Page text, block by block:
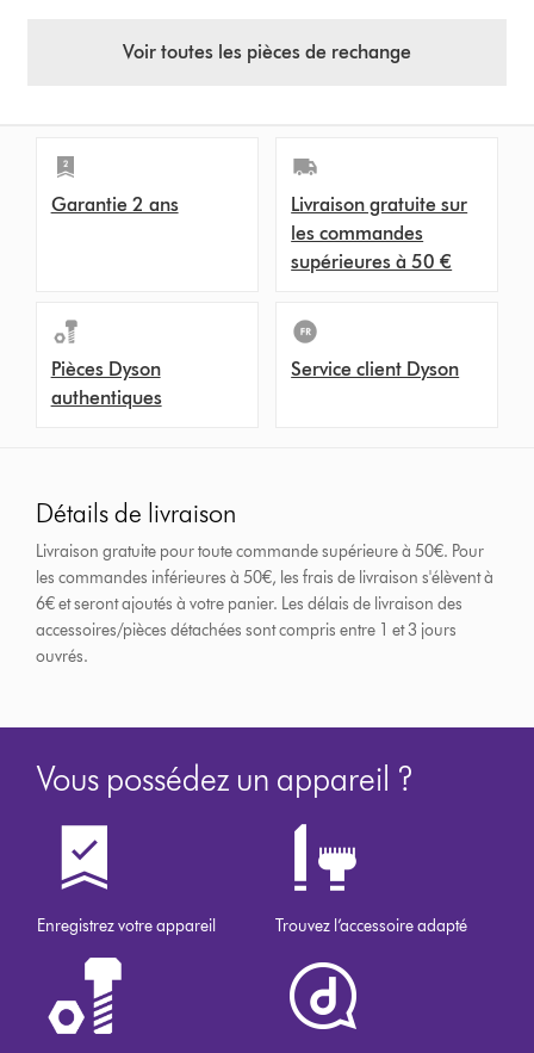
Voir toutes les pièces de rechange
Garantie 2 ans
Livraison gratuite sur
les commandes
supérieures à 50 €
Pièces Dyson
authentiques
Service client Dyson
Détails de livraison
Livraison gratuite pour toute commande supérieure à 50€. Pour
les commandes inférieures à 50€, les frais de livraison s'élèvent à
6€ et seront ajoutés à votre panier. Les délais de livraison des
accessoires/pièces détachées sont compris entre 1 et 3 jours
ouvrés.
Vous possédez un appareil ?
Enregistrez votre appareil Trouvez l’accessoire adapté